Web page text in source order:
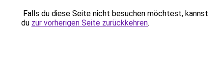
Falls du diese Seite nicht besuchen möchtest, kannst
du zur vorherigen Seite zurückkehren.